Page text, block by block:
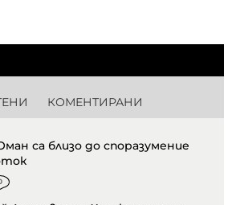
КОМЕНТИРАНИ
са близо до споразумение